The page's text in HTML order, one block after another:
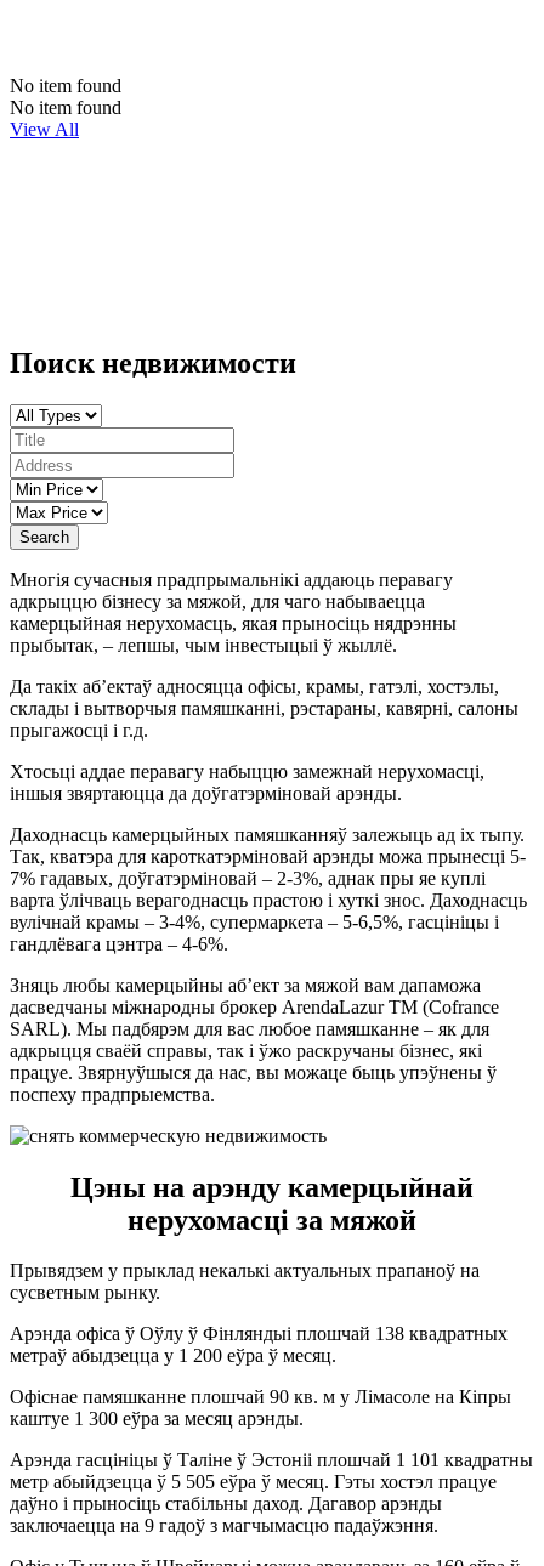
No item found
No item found
View All
Поиск недвижимости
Search
Многія сучасныя прадпрымальнікі аддаюць перавагу
адкрыццю бізнесу за мяжой, для чаго набываецца
камерцыйная нерухомасць, якая прыносіць нядрэнны
прыбытак, – лепшы, чым інвестыцыі ў жыллё.
Да такіх аб’ектаў адносяцца офісы, крамы, гатэлі, хостэлы,
склады і вытворчыя памяшканні, рэстараны, кавярні, салоны
прыгажосці і г.д.
Хтосьці аддае перавагу набыццю замежнай нерухомасці,
іншыя звяртаюцца да доўгатэрміновай арэнды.
Даходнасць камерцыйных памяшканняў залежыць ад іх тыпу.
Так, кватэра для кароткатэрміновай арэнды можа прынесці 5-
7% гадавых, доўгатэрміновай – 2-3%, аднак пры яе куплі
варта ўлічваць верагоднасць прастою і хуткі знос. Даходнасць
вулічнай крамы – 3-4%, супермаркета – 5-6,5%, гасцініцы і
гандлёвага цэнтра – 4-6%.
Зняць любы камерцыйны аб’ект за мяжой вам дапаможа
дасведчаны міжнародны брокер ArendaLazur TM (Cofrance
SARL). Мы падбярэм для вас любое памяшканне – як для
адкрыцця сваёй справы, так і ўжо раскручаны бізнес, які
працуе. Звярнуўшыся да нас, вы можаце быць упэўнены ў
поспеху прадпрыемства.
Цэны на арэнду камерцыйнай
нерухомасці за мяжой
Прывядзем у прыклад некалькі актуальных прапаноў на
сусветным рынку.
Арэнда офіса ў Оўлу ў Фінляндыі плошчай 138 квадратных
метраў абыдзецца у 1 200 еўра ў месяц.
Офіснае памяшканне плошчай 90 кв. м у Лімасоле на Кіпры
каштуе 1 300 еўра за месяц арэнды.
Арэнда гасцініцы ў Таліне ў Эстоніі плошчай 1 101 квадратны
метр абыйдзецца ў 5 505 еўра ў месяц. Гэты хостэл працуе
даўно і прыносіць стабільны даход. Дагавор арэнды
заключаецца на 9 гадоў з магчымасцю падаўжэння.